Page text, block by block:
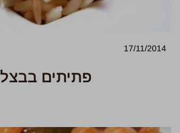
17/11/2014
פתיתים בבצל